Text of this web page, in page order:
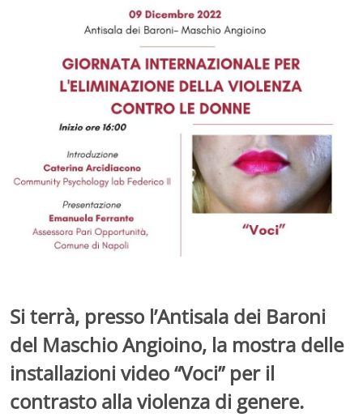
Si terrà, presso l’Antisala dei Baroni
del Maschio Angioino, la mostra delle
installazioni video “Voci” per il
contrasto alla violenza di genere.